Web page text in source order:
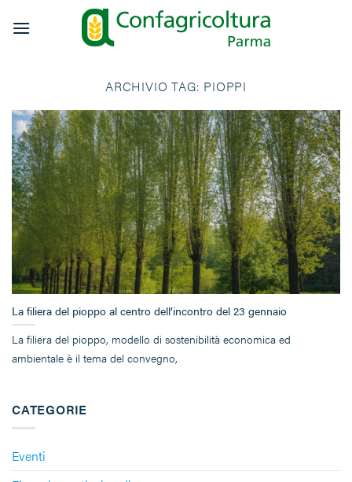
ARCHIVIO TAG: PIOPPI
CATEGORIE
Eventi
La filiera del pioppo al centro dell’incontro del 23 gennaio
La filiera del pioppo, modello di sostenibilità economica ed
ambientale è il tema del convegno,